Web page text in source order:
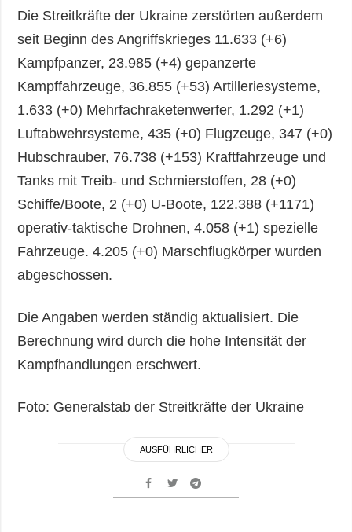
Die Streitkräfte der Ukraine zerstörten außerdem
seit Beginn des Angriffskrieges 11.633 (+6)
Kampfpanzer, 23.985 (+4) gepanzerte
Kampffahrzeuge, 36.855 (+53) Artilleriesysteme,
1.633 (+0) Mehrfachraketenwerfer, 1.292 (+1)
Luftabwehrsysteme, 435 (+0) Flugzeuge, 347 (+0)
Hubschrauber, 76.738 (+153) Kraftfahrzeuge und
Tanks mit Treib- und Schmierstoffen, 28 (+0)
Schiffe/Boote, 2 (+0) U-Boote, 122.388 (+1171)
operativ-taktische Drohnen, 4.058 (+1) spezielle
Fahrzeuge. 4.205 (+0) Marschflugkörper wurden
abgeschossen.
Die Angaben werden ständig aktualisiert. Die
Berechnung wird durch die hohe Intensität der
Kampfhandlungen erschwert.
Foto: Generalstab der Streitkräfte der Ukraine
AUSFÜHRLICHER